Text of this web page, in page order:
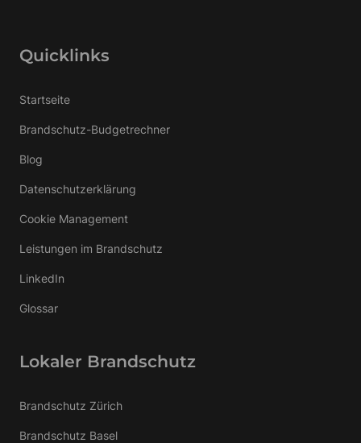
Quicklinks
Startseite
Brandschutz-Budgetrechner
Blog
Datenschutzerklärung
Cookie Management
Leistungen im Brandschutz
LinkedIn
Glossar
Lokaler Brandschutz
Brandschutz Zürich
Brandschutz Basel